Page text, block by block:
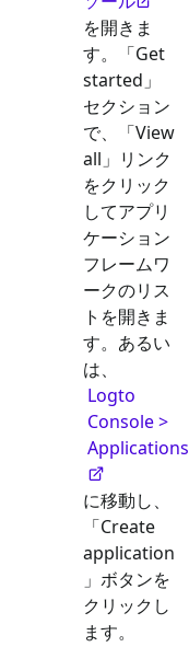
を開きま
す。「Get
started」
セクション
で、「View
all」リンク
をクリック
してアプリ
ケーション
フレームワ
ークのリス
トを開きま
す。あるい
は、
Logto
Console >
Applications
に移動し、
「Create
application
」ボタンを
クリックし
ます。